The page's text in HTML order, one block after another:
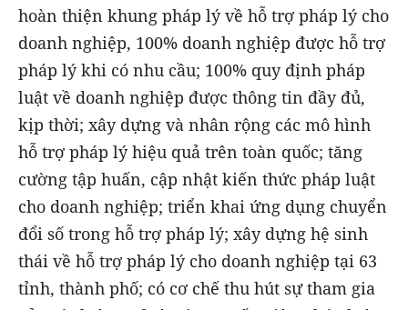
hoàn thiện khung pháp lý về hỗ trợ pháp lý cho
doanh nghiệp, 100% doanh nghiệp được hỗ trợ
pháp lý khi có nhu cầu; 100% quy định pháp
luật về doanh nghiệp được thông tin đầy đủ,
kịp thời; xây dựng và nhân rộng các mô hình
hỗ trợ pháp lý hiệu quả trên toàn quốc; tăng
cường tập huấn, cập nhật kiến thức pháp luật
cho doanh nghiệp; triển khai ứng dụng chuyển
đổi số trong hỗ trợ pháp lý; xây dựng hệ sinh
thái về hỗ trợ pháp lý cho doanh nghiệp tại 63
tỉnh, thành phố; có cơ chế thu hút sự tham gia